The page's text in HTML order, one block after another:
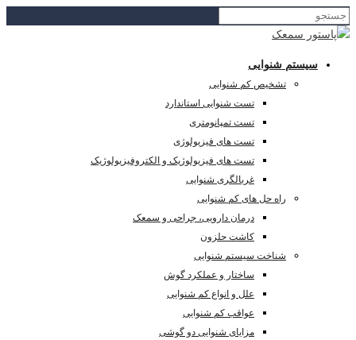
سیستم شنوایی
تشخیص کم شنوایی
تست شنوایی استاندارد
تست تمپانومتری
تست های فیزیولوژی
تست های فیزیولوژیک و الکتروفیزیولوژیک
غربالگری شنوایی
راه حل های کم شنوایی
درمان دارویی، جراحی و سمعک
کاشت حلزون
شناخت سیستم شنوایی
ساختار و عملکرد گوش
علل و انواع کم شنوایی
عواقب کم شنوایی
مزایای شنوایی دو گوشی